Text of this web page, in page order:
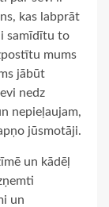
kas labprāt
samīdītu to
mums
jābūt
nedz
nepieļaujam,
jūsmotāji.
un kādēļ
un